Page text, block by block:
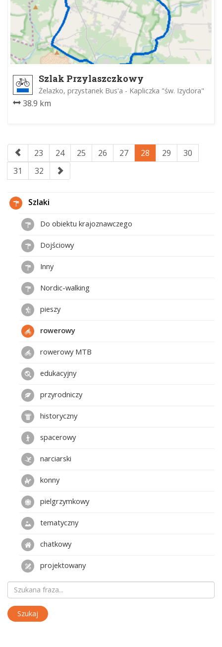
Szlak Przylaszczkowy
Żelazko, przystanek Bus'a - Kapliczka "św. Izydora"
38.9 km
23 24 25 26 27 28 29
30
31
32
Szlaki
Do obiektu krajoznawczego
Dojściowy
Inny
Nordic-walking
pieszy
rowerowy
rowerowy MTB
edukacyjny
przyrodniczy
historyczny
spacerowy
narciarski
konny
pielgrzymkowy
tematyczny
chatkowy
projektowany